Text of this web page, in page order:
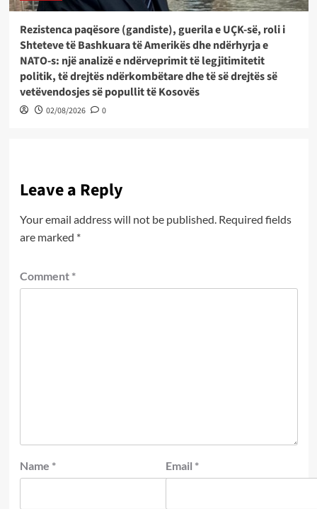
Rezistenca paqësore (gandiste), guerila e UÇK-së, roli i
Shteteve të Bashkuara të Amerikës dhe ndërhyrja e
NATO-s: një analizë e ndërveprimit të legjitimitetit
politik, të drejtës ndërkombëtare dhe të së drejtës së
vetëvendosjes së popullit të Kosovës
02/08/2026 0
Leave a Reply
Your email address will not be published. Required fields
are marked *
Comment *
Name * Email *